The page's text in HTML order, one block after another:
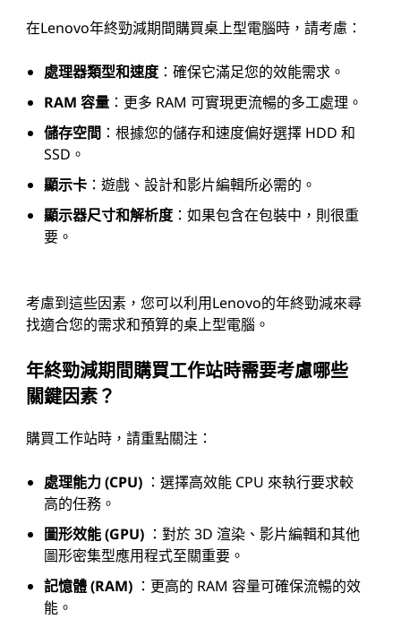
在Lenovo年終勁減期間購買桌上型電腦時，請考慮：
處理器類型和速度：確保它滿足您的效能需求。
RAM 容量：更多 RAM 可實現更流暢的多工處理。
儲存空間：根據您的儲存和速度偏好選擇 HDD 和
SSD。
顯示卡：遊戲、設計和影片編輯所必需的。
顯示器尺寸和解析度：如果包含在包裝中，則很重
要。
考慮到這些因素，您可以利用Lenovo的年終勁減來尋
找適合您的需求和預算的桌上型電腦。
年終勁減期間購買工作站時需要考慮哪些
關鍵因素？
購買工作站時，請重點關注：
處理能力 (CPU) ：選擇高效能 CPU 來執行要求較
高的任務。
圖形效能 (GPU) ：對於 3D 渲染、影片編輯和其他
圖形密集型應用程式至關重要。
記憶體 (RAM) ：更高的 RAM 容量可確保流暢的效
能。